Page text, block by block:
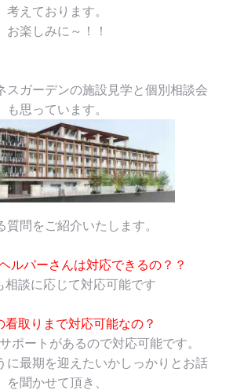
考えております。
お楽しみに～！！
スガーデンの施設見学と個別相談会
も思っています。
質問をご紹介いたします。
ルパーさんは対応できるの？？
相談に応じて対応可能です
看取りまで対応可能なの？
ポートがあるので対応可能です。
に最期を迎えたいかしっかりとお話
を聞かせて頂き、